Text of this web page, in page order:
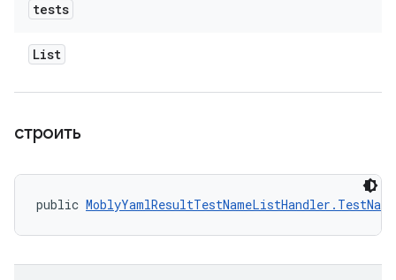
tests
List
строить
public